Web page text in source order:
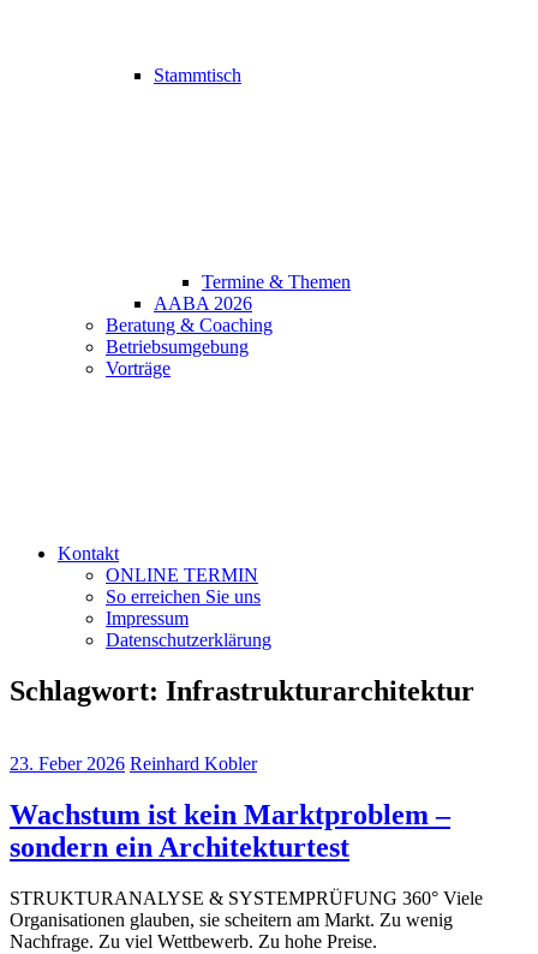
Stammtisch
Termine & Themen
AABA 2026
Beratung & Coaching
Betriebsumgebung
Vorträge
Kontakt
ONLINE TERMIN
So erreichen Sie uns
Impressum
Datenschutzerklärung
Schlagwort: Infrastrukturarchitektur
23. Feber 2026 Reinhard Kobler
Wachstum ist kein Marktproblem –
sondern ein Architekturtest
STRUKTURANALYSE & SYSTEMPRÜFUNG 360° Viele
Organisationen glauben, sie scheitern am Markt. Zu wenig
Nachfrage. Zu viel Wettbewerb. Zu hohe Preise.